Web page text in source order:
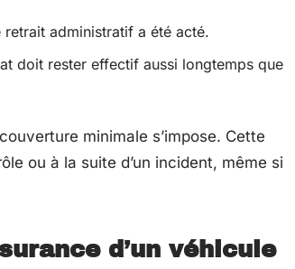
administratif a été acté.
doit rester effectif aussi longtemps que
minimale s’impose. Cette
ou à la suite d’un incident, même si
d’un véhicule